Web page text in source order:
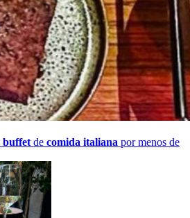
buffet de comida italiana por menos de